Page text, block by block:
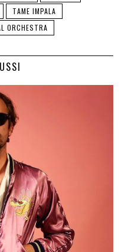
TAME IMPALA
ORCHESTRA